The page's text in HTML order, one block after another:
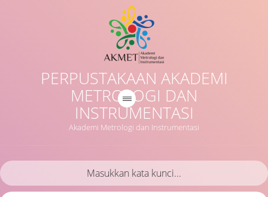
PERPUSTAKAAN AKADEMI
METROLOGI DAN
INSTRUMENTASI
Akademi Metrologi dan Instrumentasi